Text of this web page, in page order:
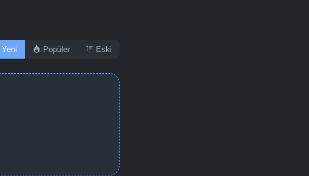
Yeni Popüler Eski